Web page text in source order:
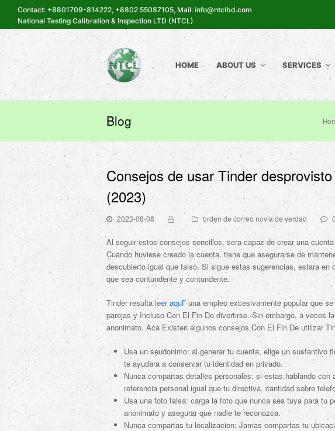
Contact: +8801709-814222, +8802 55087105, Mail: info@ntclbd.com
National Testing Calibration & Inspection LTD (NTCL)
HOME ABOUT US SERVICES
Blog
Consejos de usar Tinder
(2023)
2023-08-08 orden de correo novia de verdad
Al seguir estos consejos sencillos, sera capaz de crear una
Cuando huviese creado la cuenta, tiene que asegurarse de
descubierto igual que falso. Si sigue estas sugerencias, estara en
que sea contundente y contundente.
Tinder resulta leer aquГ­ una empleo excesivamente popular que
parejas y Incluso Con El Fin De divertirse. Sin embargo, a veces
anonimato. Aca Existen algunos consejos Con El Fin De utilizar
Usa un seudonimo: al generar tu cuenta, elige un sustantivo
te ayudara a conservar tu identidad en privado.
Nunca compartas detalles personales: si estas hablando
referencia personal igual que tu directiva, cantidad sobre
Usa una foto falsa: carga la foto que nunca sea tuya para tu
anonimato y asegurar que nadie te reconozca.
Nunca compartas tu localizacion: Jamas compartas tu